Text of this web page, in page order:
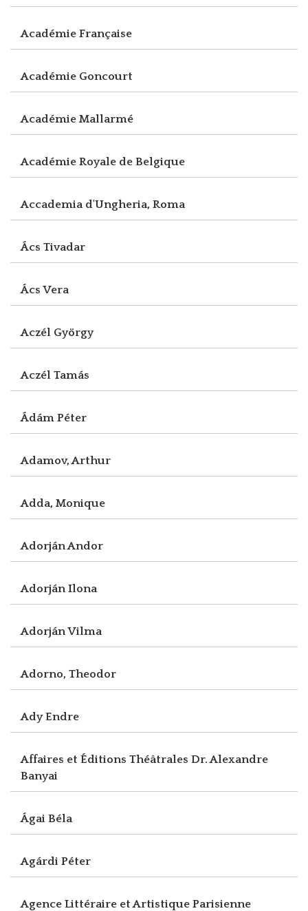
Académie Française
Académie Goncourt
Académie Mallarmé
Académie Royale de Belgique
Accademia d'Ungheria, Roma
Ács Tivadar
Ács Vera
Aczél György
Aczél Tamás
Ádám Péter
Adamov, Arthur
Adda, Monique
Adorján Andor
Adorján Ilona
Adorján Vilma
Adorno, Theodor
Ady Endre
Affaires et Éditions Théâtrales Dr. Alexandre
Banyai
Ágai Béla
Agárdi Péter
Agence Littéraire et Artistique Parisienne